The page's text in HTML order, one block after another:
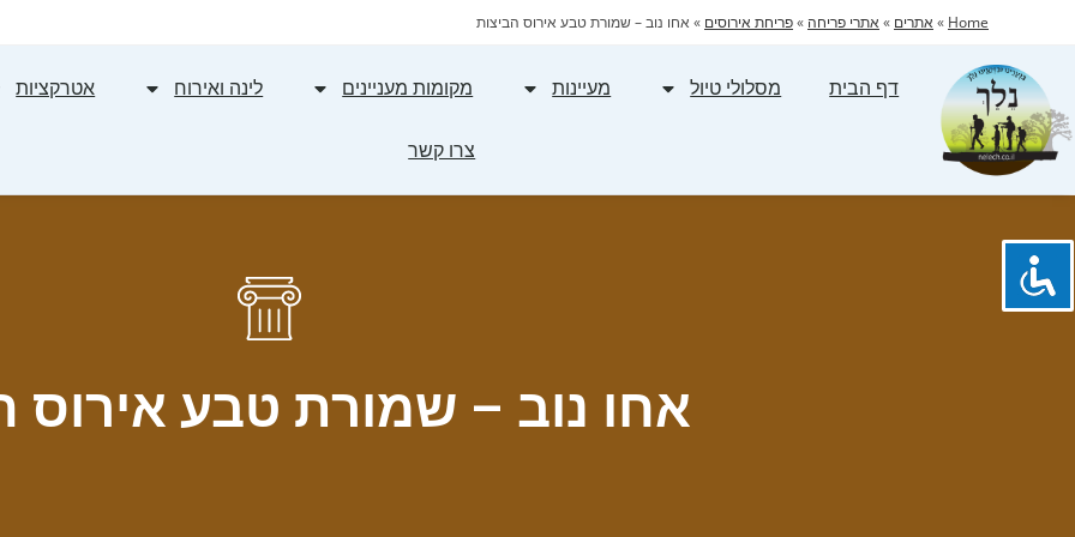
Home
» אתרים » אתרי פריחה »פריחת אירוסים » אחו נוב – שמורת טבע אירוס הביצות
דף הבית מסלולי טיול מעיינות מקומות מעניינים לינה ואירוח אטרקציות
צרו קשר
אחו נוב – שמורת טבע אירוס